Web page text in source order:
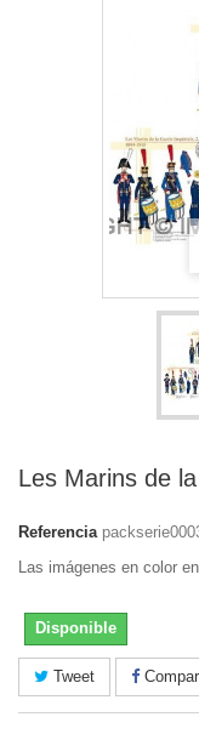
Les Marins de
Referencia
Las imágenes en color
Disponible
Tweet